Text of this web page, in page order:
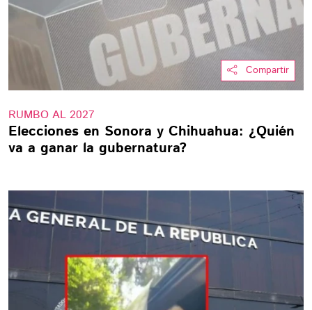
Compartir
RUMBO AL 2027
Elecciones en Sonora y Chihuahua: ¿Quién
va a ganar la gubernatura?